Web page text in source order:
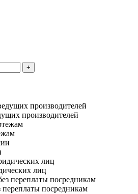
+
производителей
лиц
переплаты посредникам